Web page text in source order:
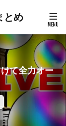
とめ
て全力オー